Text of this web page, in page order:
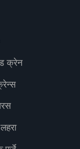
क्रेन